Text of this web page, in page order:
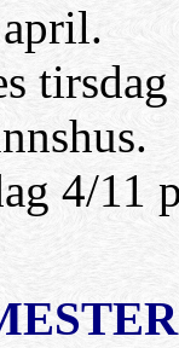
4/11